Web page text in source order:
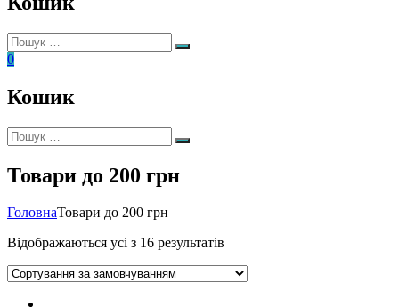
Пошук:
Пошук
0
Кошик
Пошук:
Пошук
Товари до 200 грн
ГоловнаТовари до 200 грн
Відображаються усі з 16 результатів